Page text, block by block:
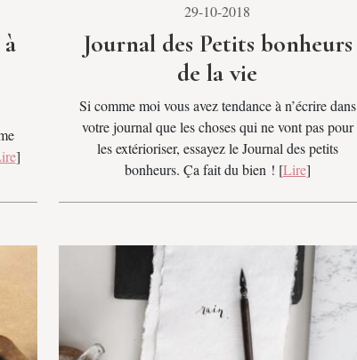
]
29-10-2018
Journal des Petits bonheurs
de la vie
Si comme moi vous avez tendance à n’écrire dans
votre journal que les choses qui ne vont pas pour
les extérioriser, essayez le Journal des petits
bonheurs. Ça fait du bien ! [Lire]